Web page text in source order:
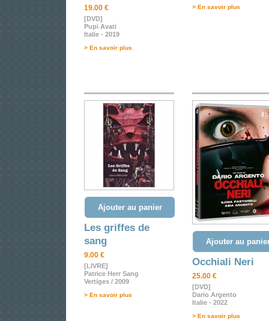
19.00 €
[DVD]
Pupi Avati
Italie - 2019
> En savoir plus
> En savoir plus
Ajouter au panier
Les griffes de
sang
9.00 €
[LIVRE]
Patrice Herr Sang
Vertiges / 2009
> En savoir plus
Ajouter au
Occhiali Neri
25.00 €
[DVD]
Dario Argento
Italie - 2022
> En savoir plus